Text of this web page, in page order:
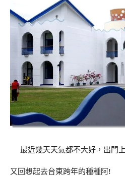
最近幾天天氣都不大好，出門
又回想起去台東跨年的種種阿!